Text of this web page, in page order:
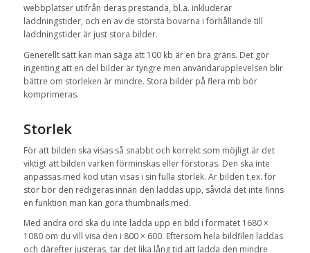
webbplatser utifrån deras prestanda, bl.a. inkluderar
laddningstider, och en av de största bovarna i förhållande till
laddningstider är just stora bilder.
Generellt sätt kan man säga att 100 kb är en bra gräns. Det gör
ingenting att en del bilder är tyngre men användarupplevelsen blir
bättre om storleken är mindre. Stora bilder på flera mb bör
komprimeras.
Storlek
För att bilden ska visas så snabbt och korrekt som möjligt är det
viktigt att bilden varken förminskas eller förstoras. Den ska inte
anpassas med kod utan visas i sin fulla storlek. Är bilden t.ex. för
stor bör den redigeras innan den laddas upp, såvida det inte finns
en funktion man kan göra thumbnails med.
Med andra ord ska du inte ladda upp en bild i formatet 1680 ×
1080 om du vill visa den i 800 × 600. Eftersom hela bildfilen laddas
och därefter justeras, tar det lika lång tid att ladda den mindre